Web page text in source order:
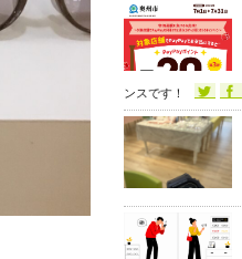
ンスです！